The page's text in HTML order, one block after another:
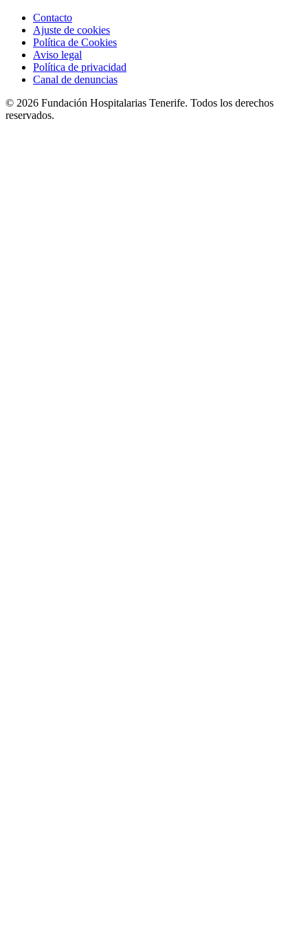
Contacto
Ajuste de cookies
Política de Cookies
Aviso legal
Política de privacidad
Canal de denuncias
© 2026 Fundación Hospitalarias Tenerife. Todos los derechos
reservados.